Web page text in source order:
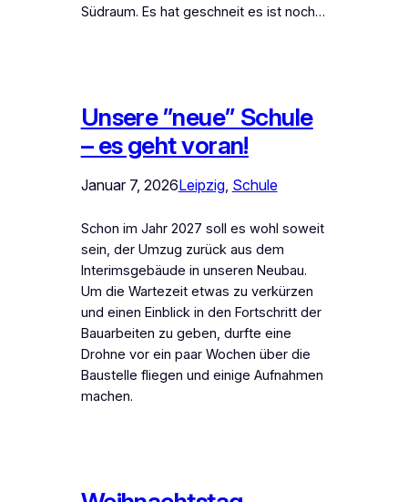
Südraum. Es hat geschneit es ist noch…
Unsere ”neue” Schule
– es geht voran!
Januar 7, 2026Leipzig, Schule
Schon im Jahr 2027 soll es wohl soweit
sein, der Umzug zurück aus dem
Interimsgebäude in unseren Neubau.
Um die Wartezeit etwas zu verkürzen
und einen Einblick in den Fortschritt der
Bauarbeiten zu geben, durfte eine
Drohne vor ein paar Wochen über die
Baustelle fliegen und einige Aufnahmen
machen.